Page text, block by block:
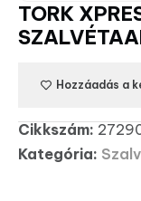
TORK
Hozzáadás a
Cikkszám:
Kategória: